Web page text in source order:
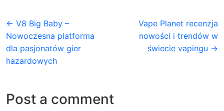
← V8 Big Baby –
Nowoczesna platforma
dla pasjonatów gier
hazardowych
Vape Planet recenzja
nowości i trendów w
świecie vapingu →
Post a comment